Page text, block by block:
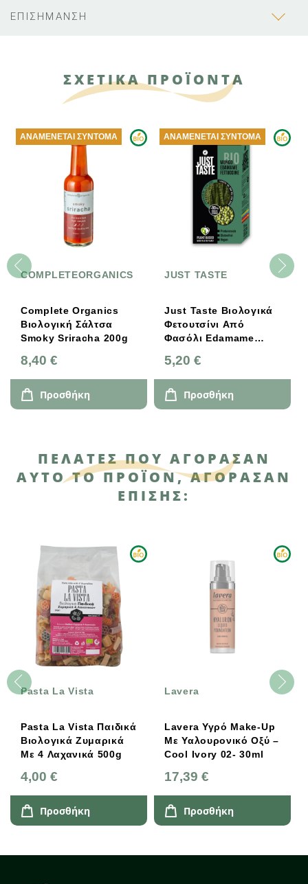
ΕΠΙΣΗΜΑΝΣΗ
ΣΧΕΤΙΚΑ ΠΡΟΪΟΝΤΑ
COMPLETEORGANICS
Complete Organics
Βιολογική Σάλτσα
Smoky Sriracha 200g
8,40 €
ΑΝΑΜΈΝΕΤΑΙ ΣΎΝΤΟΜΑ
Προσθήκη
JUST TASTE
Just Taste Βιολογικά
Φετουτσίνι Από
Φασόλι Edamame
5,20 €
ΑΝΑΜΈΝΕΤΑΙ ΣΎΝΤΟΜΑ
Προσθήκη
ΠΕΛΆΤΕΣ ΠΟΥ ΑΓΌΡΑΣΑΝ
ΑΥΤΌ ΤΟ ΠΡΟΪΌΝ, ΑΓΌΡΑΣΑΝ
ΕΠΊΣΗΣ:
Pasta La Vista
Pasta La Vista Παιδικά
Βιολογικά Ζυμαρικά
Με 4 Λαχανικά 500g
4,00 €
Προσθήκη
Lavera
Lavera Υγρό Make-Up
Με Υαλουρονικό Οξύ –
Cool Ivory 02- 30ml
17,39 €
Προσθήκη